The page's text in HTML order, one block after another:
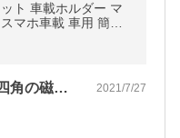
ト 車載ホルダー マ
マホ車載 車用 簡単
種対応 安全運転
商品を購入して思いましたが四角の磁石だ… 2021/7/27